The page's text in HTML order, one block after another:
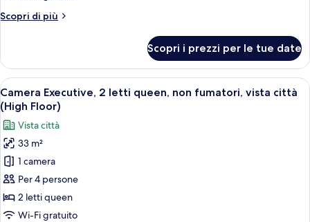
letti
fumatori
(High
Floor)
Scopri di più
Altri
Executive,
letti
queen,
non
fumatori
(High
Floor)
Scopri i prezzi per le tue date
Apri
tutte
le
foto
per
Camera
Executive,
2
letti
Camera d'albergo con due letti,
5
Camera Executive, 2 letti queen, non fumatori, vista città
(High Floor)
Vista città
33 m²
1 camera
Per 4 persone
2 letti queen
Wi-Fi gratuito